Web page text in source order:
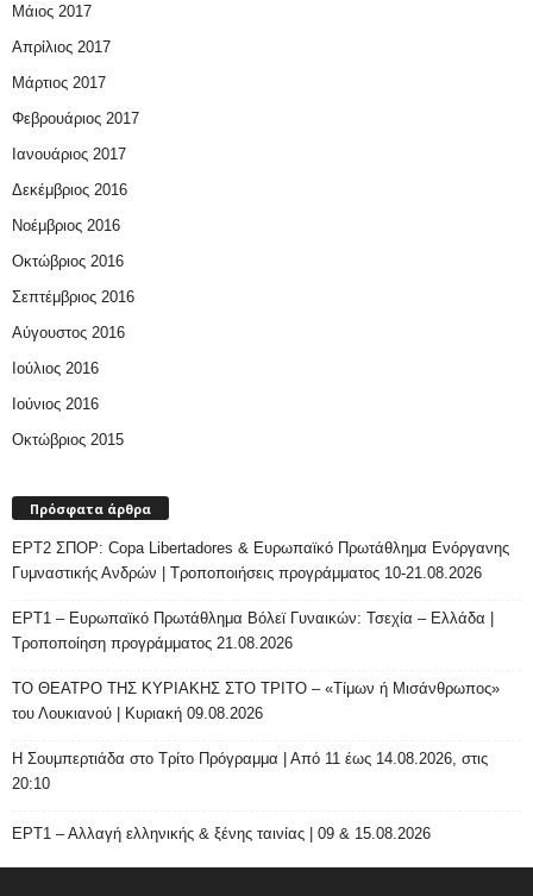
Μάιος 2017
Απρίλιος 2017
Μάρτιος 2017
Φεβρουάριος 2017
Ιανουάριος 2017
Δεκέμβριος 2016
Νοέμβριος 2016
Οκτώβριος 2016
Σεπτέμβριος 2016
Αύγουστος 2016
Ιούλιος 2016
Ιούνιος 2016
Οκτώβριος 2015
Πρόσφατα άρθρα
ΕΡΤ2 ΣΠΟΡ: Copa Libertadores & Ευρωπαϊκό Πρωτάθλημα Ενόργανης
Γυμναστικής Ανδρών | Τροποποιήσεις προγράμματος 10-21.08.2026
ΕΡΤ1 – Ευρωπαϊκό Πρωτάθλημα Βόλεϊ Γυναικών: Τσεχία – Ελλάδα |
Τροποποίηση προγράμματος 21.08.2026
ΤΟ ΘΕΑΤΡΟ ΤΗΣ ΚΥΡΙΑΚΗΣ ΣΤΟ ΤΡΙΤΟ – «Τίμων ή Μισάνθρωπος»
του Λουκιανού | Κυριακή 09.08.2026
H Σουμπερτιάδα στο Τρίτο Πρόγραμμα | Από 11 έως 14.08.2026, στις
20:10
ΕΡΤ1 – Αλλαγή ελληνικής & ξένης ταινίας | 09 & 15.08.2026